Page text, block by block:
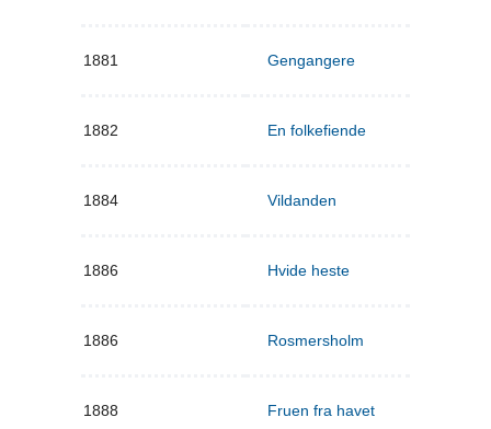
1881 Gengangere
1882 En folkefiende
1884 Vildanden
1886 Hvide heste
1886 Rosmersholm
1888 Fruen fra havet